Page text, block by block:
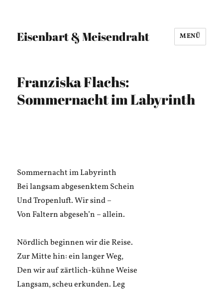
Eisenbart & Meisendraht MENÜ
Franziska Flachs:
Sommernacht im Labyrinth
Sommernacht im Labyrinth
Bei langsam abgesenktem Schein
Und Tropenluft. Wir sind –
Von Faltern abgeseh’n – allein.
Nördlich beginnen wir die Reise.
Zur Mitte hin: ein langer Weg,
Den wir auf zärtlich-kühne Weise
Langsam, scheu erkunden. Leg